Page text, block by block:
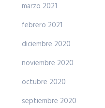
marzo 2021
febrero 2021
diciembre 2020
noviembre 2020
octubre 2020
septiembre 2020